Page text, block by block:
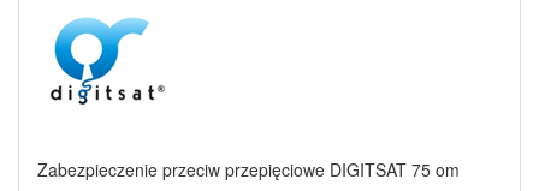
Zabezpieczenie przeciw przepięciowe DIGITSAT 75 om